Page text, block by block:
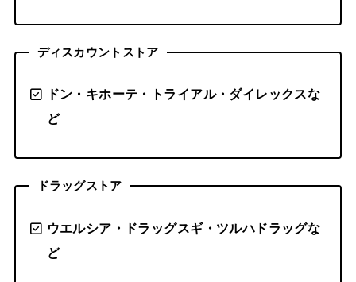
ディスカウントストア
ドン・キホーテ・トライアル・ダイレックスな
ど
ドラッグストア
ウエルシア・ドラッグスギ・ツルハドラッグな
ど